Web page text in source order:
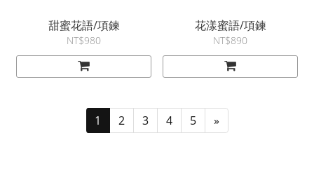
甜蜜花語/項鍊
NT$980
花漾蜜語/項鍊
NT$890
1 2 3 4 5 »